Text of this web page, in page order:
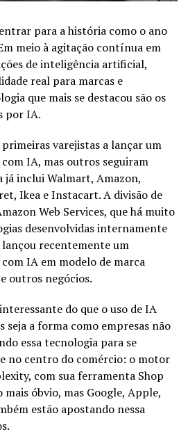
para a história como o ano
meio à agitação contínua em
de inteligência artificial,
real para marcas e
que mais se destacou são os
por IA.
varejistas a lançar um
IA, mas outros seguiram
já inclui Walmart, Amazon,
Ikea e Instacart. A divisão de
Web Services, que há muito
desenvolvidas internamente
recentemente um
IA em modelo de marca
outros negócios.
do que o uso de IA
seja a forma como empresas não
essa tecnologia para se
no centro do comércio: o motor
com sua ferramenta Shop
mais óbvio, mas Google, Apple,
estão apostando nessa